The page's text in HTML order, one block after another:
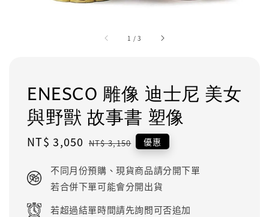
1 /3
ENESCO 雕像 迪士尼 美女
與野獸 故事書 塑像
Sale
NT$ 3,050 Regular
NT$ 3,150 優惠
不同月份預購、現貨商品請分開下單
若合併下單可能會分開出貨
若超過結單時間請先詢問可否追加